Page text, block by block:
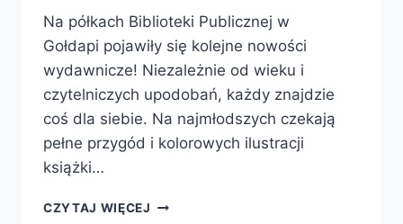
Na półkach Biblioteki Publicznej w
Gołdapi pojawiły się kolejne nowości
wydawnicze! Niezależnie od wieku i
czytelniczych upodobań, każdy znajdzie
coś dla siebie. Na najmłodszych czekają
pełne przygód i kolorowych ilustracji
książki…
CZYTAJ WIĘCEJ ŚWIETNA